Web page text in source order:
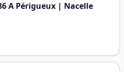
A Périgueux | Nacelle